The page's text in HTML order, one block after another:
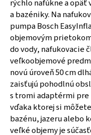
rýchlo nafúkne a
a bazéniky. Na
pumpa Bosch
objemovým
do vody, nafukovacie
veľkoobjemové
novú úroveň 50 cm
zaisťujú pohodlnú
s tromi adaptérmi
vďaka ktorej si
bazénu, jazeru alebo
veľké objemy je